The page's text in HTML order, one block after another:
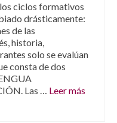
ciclos formativos
drásticamente:
de las
historia,
solo se evalúan
consta de dos
Las … Leer más